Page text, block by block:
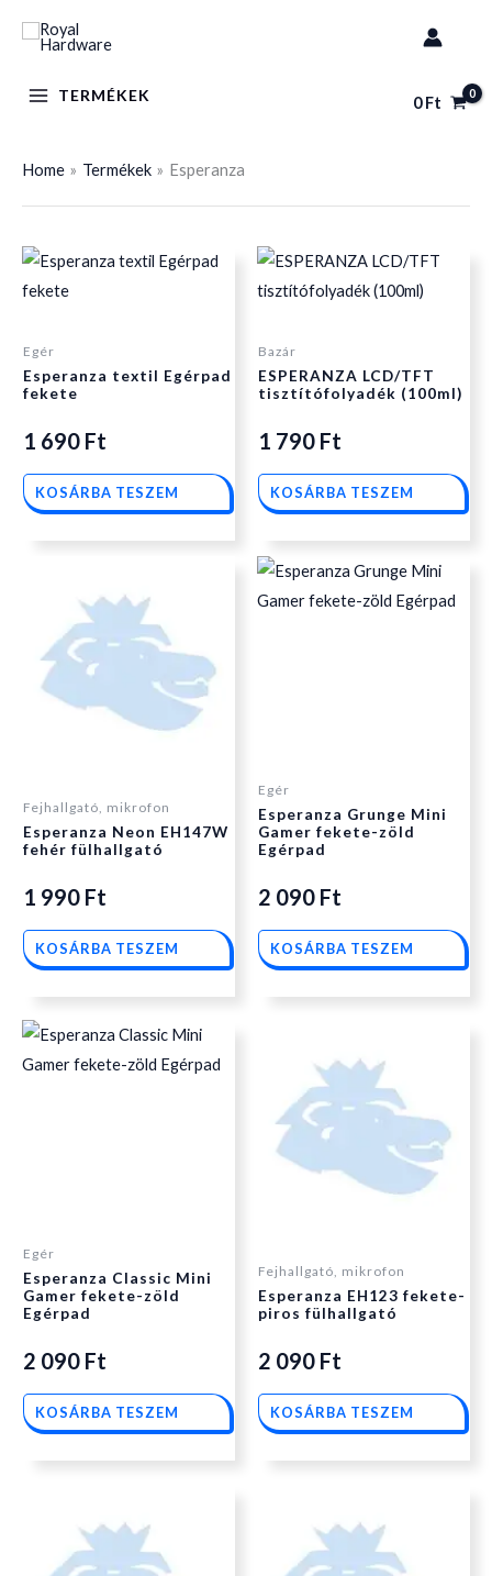
TERMÉKEK
0Ft
Home Termékek Esperanza
Egér
Esperanza textil Egérpad
fekete
1 690 Ft
KOSÁRBA TESZEM
Bazár
ESPERANZA LCD/TFT
tisztítófolyadék (100ml)
1 790 Ft
KOSÁRBA TESZEM
Fejhallgató, mikrofon
Esperanza Neon EH147W
fehér fülhallgató
1 990 Ft
KOSÁRBA TESZEM
Egér
Esperanza Grunge Mini
Gamer fekete-zöld
Egérpad
2 090 Ft
KOSÁRBA TESZEM
Egér
Esperanza Classic Mini
Gamer fekete-zöld
Egérpad
2 090 Ft
KOSÁRBA TESZEM
Fejhallgató, mikrofon
Esperanza EH123 fekete-
piros fülhallgató
2 090 Ft
KOSÁRBA TESZEM